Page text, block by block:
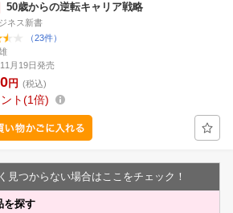
50歳からの逆転キャリア戦略
ネス新書
（23件）
月19日発売
円 (税込)
ト 1倍
見つからない場合はここをチェック！
を探す